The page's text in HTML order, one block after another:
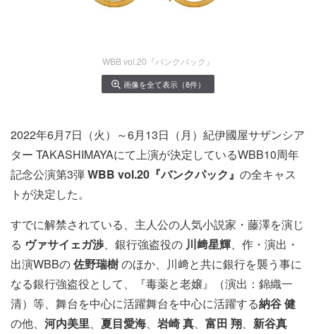
WBB vol.20『バンクパック』
画像を全て表示（8件）
2022年6月7日（火）～6月13日（月）紀伊國屋サザンシア
ター TAKASHIMAYAにて上演が決定しているWBB10周年
記念公演第3弾WBB vol.20『バンクパック』 の全キャス
トが決定した。
すでに解禁されている、主人公の人気小説家・藤澤を演じ
る ヴァサイェガ渉、銀行強盗役の 川﨑星輝、作・演出・
出演WBBの佐野瑞樹のほか、川﨑と共に銀行を襲う事に
なる銀行強盗役として、『毒薬と老嬢』（演出：錦織一
清）等、舞台を中心に活躍舞台を中心に活躍する納谷 健
の他、 河内美里、 夏目愛海、 岩崎 真、 富田 翔、 新谷真